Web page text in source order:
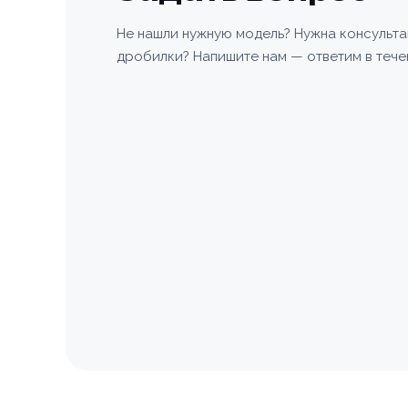
Не нашли нужную модель? Нужна
дробилки? Напишите нам — ответим в
Номер